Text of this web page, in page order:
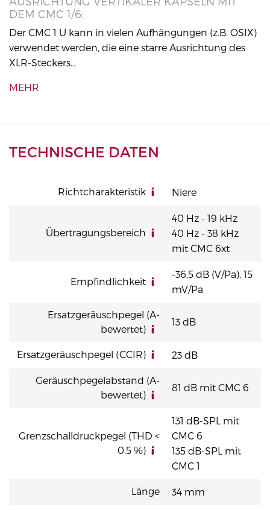
DEM CMC 1/6:
Der CMC 1 U kann in vielen Aufhängungen (z.B. OSIX)
verwendet werden, die eine starre Ausrichtung des
XLR-Steckers...
MEHR
TECHNISCHE DATEN
Richtcharakteristik Niere
Übertragungsbereich
40 Hz - 19 kHz
40 Hz - 38 kHz
mit CMC 6xt
Empfindlichkeit
-36,5 dB (V/Pa), 15
mV/Pa
Ersatzgeräuschpegel (A-
bewertet)
13 dB
Ersatzgeräuschpegel (CCIR) 23 dB
Geräuschpegelabstand (A-
bewertet)
81 dB mit CMC 6
Grenzschalldruckpegel (THD <
0.5 %)
131 dB-SPL mit
CMC 6
135 dB-SPL mit
CMC 1
Länge 34 mm